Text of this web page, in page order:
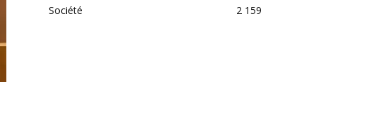
Société
2 159